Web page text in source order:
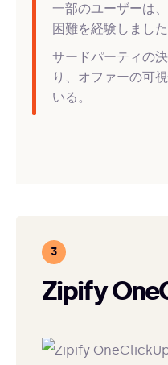
一部のユーザーは
困難を経験しました
サードパーティの
り、オファーの可
いる。
Zipify